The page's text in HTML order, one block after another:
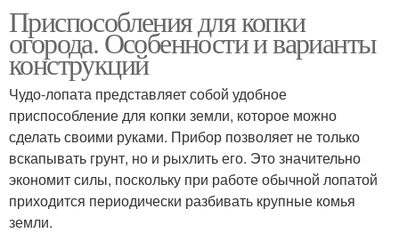
Приспособления для копки
огорода. Особенности и варианты
конструкций
Чудо-лопата представляет собой удобное
приспособление для копки земли, которое можно
сделать своими руками. Прибор позволяет не только
вскапывать грунт, но и рыхлить его. Это значительно
экономит силы, поскольку при работе обычной лопатой
приходится периодически разбивать крупные комья
земли.